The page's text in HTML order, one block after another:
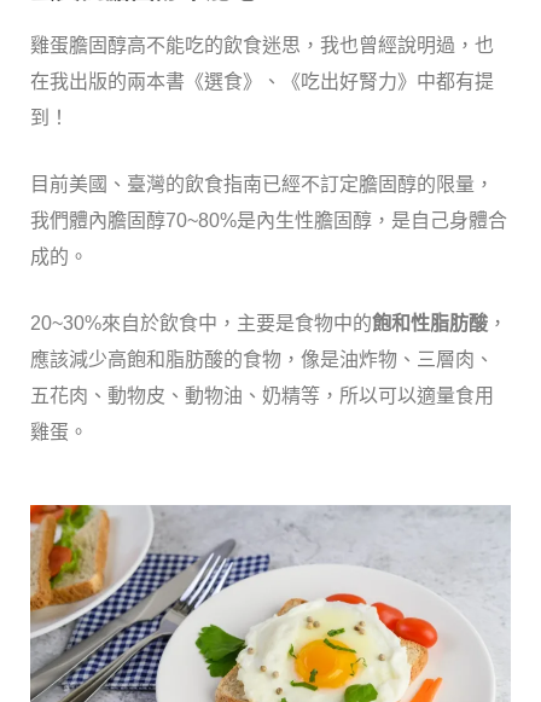
雞蛋膽固醇高不能吃的飲食迷思，我也曾經說明過，也
在我出版的兩本書《選食》、《吃出好腎力》中都有提
到！
目前美國、臺灣的飲食指南已經不訂定膽固醇的限量，
我們體內膽固醇70~80%是內生性膽固醇，是自己身體合
成的。
20~30%來自於飲食中，主要是食物中的飽和性脂肪酸 ，
應該減少高飽和脂肪酸的食物，像是油炸物、三層肉、
五花肉、動物皮、動物油、奶精等，所以可以適量食用
雞蛋。